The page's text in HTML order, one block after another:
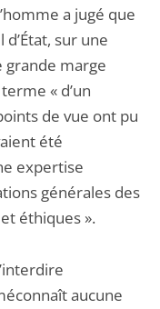
a jugé que
sur une
grande marge
« d’un
de vue ont pu
été
expertise
générales des
éthiques ».
aucune